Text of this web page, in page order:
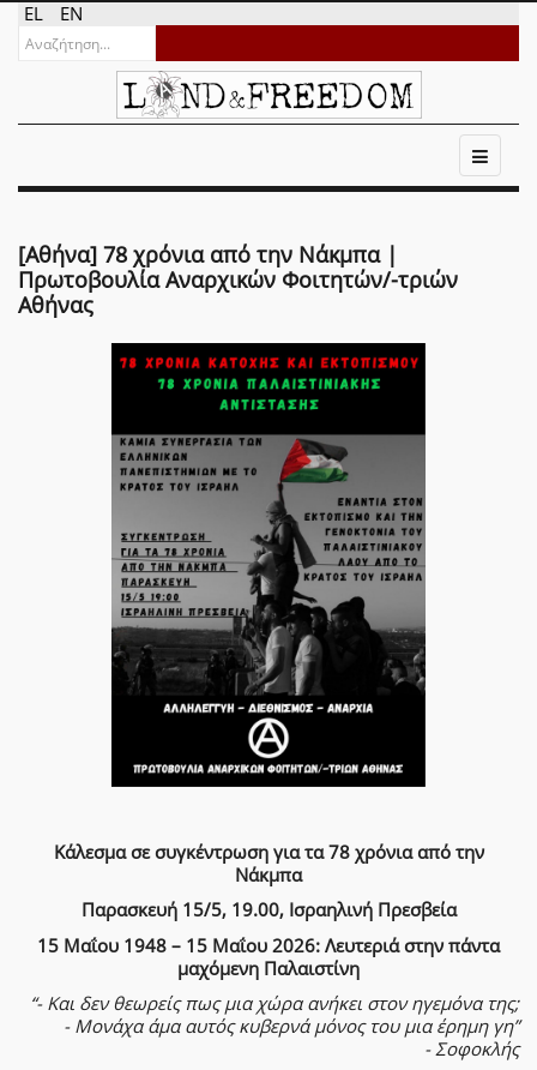
EL EN
[Αθήνα] 78 χρόνια από την Νάκμπα |
Πρωτοβουλία Αναρχικών Φοιτητών/-τριών
Αθήνας
Κάλεσμα σε συγκέντρωση για τα 78 χρόνια από την
Νάκμπα
Παρασκευή 15/5, 19.00, Ισραηλινή Πρεσβεία
15 Μαΐου 1948 – 15 Μαΐου 2026: Λευτεριά στην πάντα
μαχόμενη Παλαιστίνη
“- Και δεν θεωρείς πως μια χώρα ανήκει στον ηγεμόνα της;
- Μονάχα άμα αυτός κυβερνά μόνος του μια έρημη γη”
- Σοφοκλής